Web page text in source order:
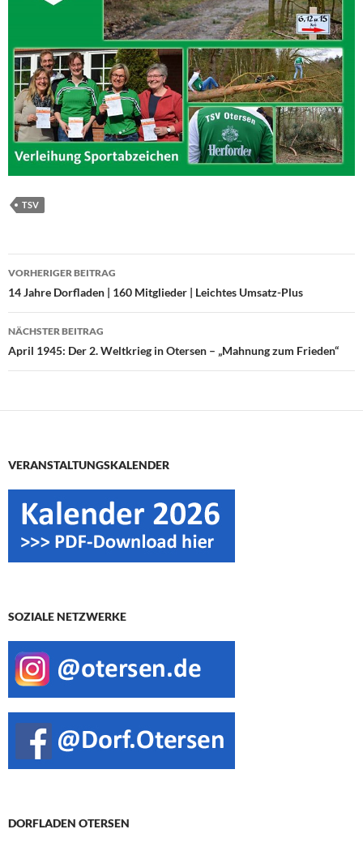
TSV
Beitragsnavigation
VORHERIGER BEITRAG
14 Jahre Dorfladen | 160 Mitglieder | Leichtes Umsatz-Plus
NÄCHSTER BEITRAG
April 1945: Der 2. Weltkrieg in Otersen – „Mahnung zum Frieden“
VERANSTALTUNGSKALENDER
SOZIALE NETZWERKE
DORFLADEN OTERSEN